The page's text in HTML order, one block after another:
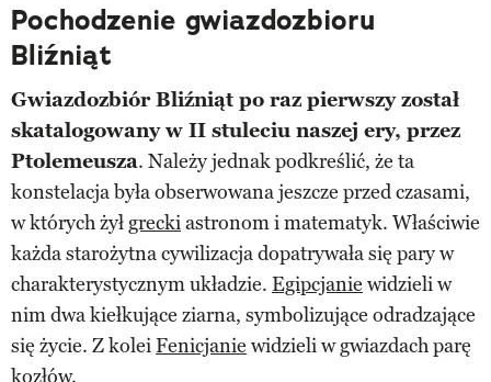
Pochodzenie gwiazdozbioru
Bliźniąt
Gwiazdozbiór Bliźniąt po raz pierwszy został
skatalogowany w II stuleciu naszej ery, przez
Ptolemeusza. Należy jednak podkreślić, że ta
konstelacja była obserwowana jeszcze przed czasami,
w których żył greckiastronom i matematyk. Właściwie
każda starożytna cywilizacja dopatrywała się pary w
charakterystycznym układzie. Egipcjanie widzieli w
nim dwa kiełkujące ziarna, symbolizujące odradzające
się życie. Z koleiFenicjanie widzieli w gwiazdach parę
kozłów.